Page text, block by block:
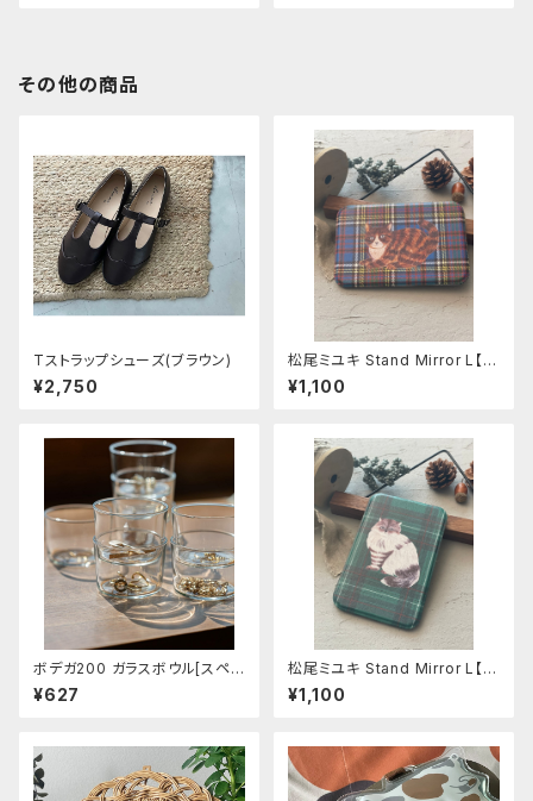
その他の商品
Tストラップシューズ(ブラウン)
¥2,750
松尾ミユキ Stand Mirror L【M
aron】
¥1,100
ボデガ200 ガラスボウル[スペイ
ン製］
¥627
松尾ミユキ Stand Mirror L【Li
n】
¥1,100